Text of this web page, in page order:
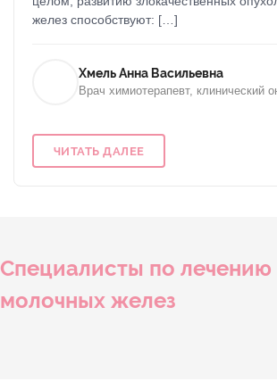
желез способствуют: […]
Хмель Анна Васильевна
Врач химиотерапевт, клинический
ЧИТАТЬ ДАЛЕЕ
Специалисты по
молочных желез